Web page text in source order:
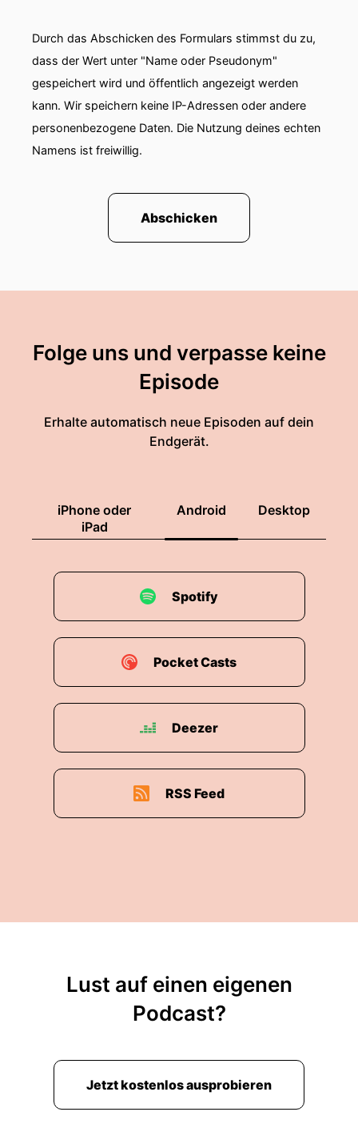
Durch das Abschicken des Formulars stimmst du zu,
dass der Wert unter "Name oder Pseudonym"
gespeichert wird und öffentlich angezeigt werden
kann. Wir speichern keine IP-Adressen oder andere
personenbezogene Daten. Die Nutzung deines echten
Namens ist freiwillig.
Abschicken
Folge uns und verpasse keine
Episode
Erhalte automatisch neue Episoden auf dein
Endgerät.
iPhone oder
iPad
Android Desktop
Spotify
Pocket Casts
Deezer
RSS Feed
Lust auf einen eigenen
Podcast?
Jetzt kostenlos ausprobieren